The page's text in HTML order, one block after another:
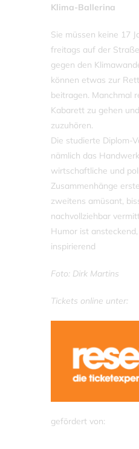
Klima-Ballerina
Sie müssen keine 17
freitags auf der
gegen den
können etwas zur
beitragen. Manchmal
Kabarett zu gehen
zuzuhören.
Die studierte Diplom-
nämlich das
wirtschaftliche und
Zusammenhänge
zweitens amüsant,
nachvollziehbar
Humor ist
inspirierend
Foto: Dirk Martins
Tickets online unter:
gefördert von: